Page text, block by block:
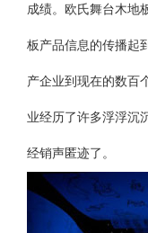
成绩。欧氏舞台木地
板产品信息的传播起
产企业到现在的数百
业经历了许多浮浮沉
经销声匿迹了。